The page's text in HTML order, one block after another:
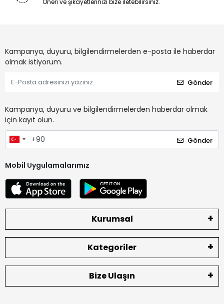
Öneri ve şikayetlerinizi bize iletebilirsiniz.
Kampanya, duyuru, bilgilendirmelerden e-posta ile haberdar
olmak istiyorum.
Gönder
Kampanya, duyuru ve bilgilendirmelerden haberdar olmak
için kayıt olun.
Gönder
Mobil Uygulamalarımız
Kurumsal
Kategoriler
Bize Ulaşın